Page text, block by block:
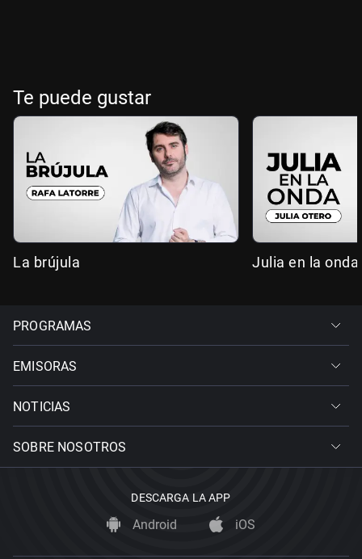
Te puede gustar
La brújula Julia en la onda
PROGRAMAS
EMISORAS
NOTICIAS
SOBRE NOSOTROS
DESCARGA LA APP
Android iOS